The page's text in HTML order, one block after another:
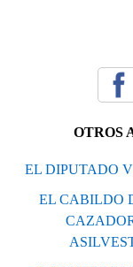
OTROS
EL DIPUTADO
EL CABILDO